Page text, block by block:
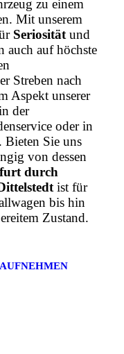
zu einem
Mit unserem
Seriosität und
auch auf höchste
Streben nach
Aspekt unserer
der
oder in
Bieten Sie uns
von dessen
durch
ist für
bis hin
Zustand.